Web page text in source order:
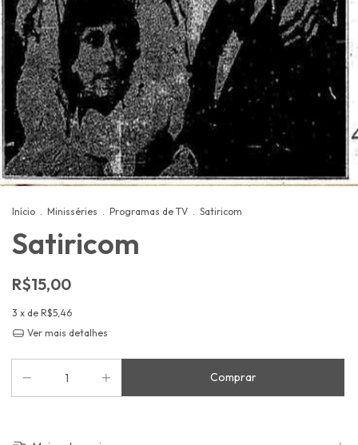
Início . Minisséries . Programas de TV . Satiricom
Satiricom
R$15,00
3 x de R$5,46
Ver mais detalhes